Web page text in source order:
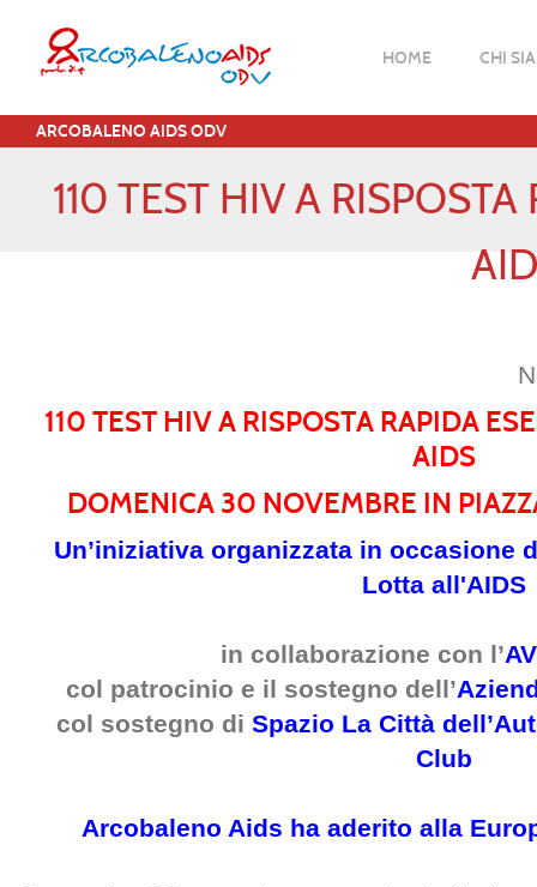
HOME CHI
ARCOBALENO AIDS ODV
110 TEST HIV A
110 TEST HIV A RISPOSTA RAPIDA
AIDS
DOMENICA 30 NOVEMBRE IN
Un’iniziativa organizzata in occasione
Lotta all'AIDS
in collaborazione con l’
col patrocinio e il sostegno dell’
col sostegno di Spazio La Città
Club
Arcobaleno Aids ha aderito alla